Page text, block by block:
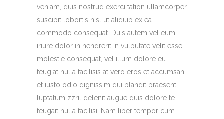
veniam, quis nostrud exerci tation ullamcorper
suscipit lobortis nisl ut aliquip ex ea
commodo consequat. Duis autem vel eum
iriure dolor in hendrerit in vulputate velit esse
molestie consequat, vel illum dolore eu
feugiat nulla facilisis at vero eros et accumsan
et iusto odio dignissim qui blandit praesent
luptatum zzril delenit augue duis dolore te
feugait nulla facilisi. Nam liber tempor cum